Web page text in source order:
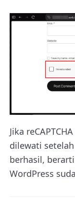
Jika
dilewati
berhasil, berarti
WordPress